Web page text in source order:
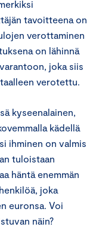
tavoitteena on
verottaminen
on lähinnä
joka siis
verotettu.
kyseenalainen,
kädellä
ihminen on valmis
tuloistaan
häntä enemmän
joka
euronsa. Voi
näin?